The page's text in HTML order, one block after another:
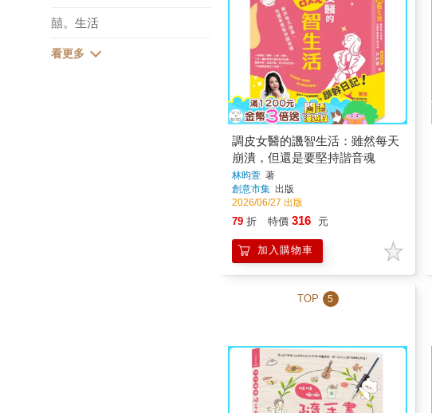
囍。生活
調皮女醫的譏智生活：雖然每天
崩潰，但還是要堅持諧音魂
林昀萱 著
創意市集 出版
2026/06/27 出版
79 折 特價 316 元
加入購物車
TOP 5